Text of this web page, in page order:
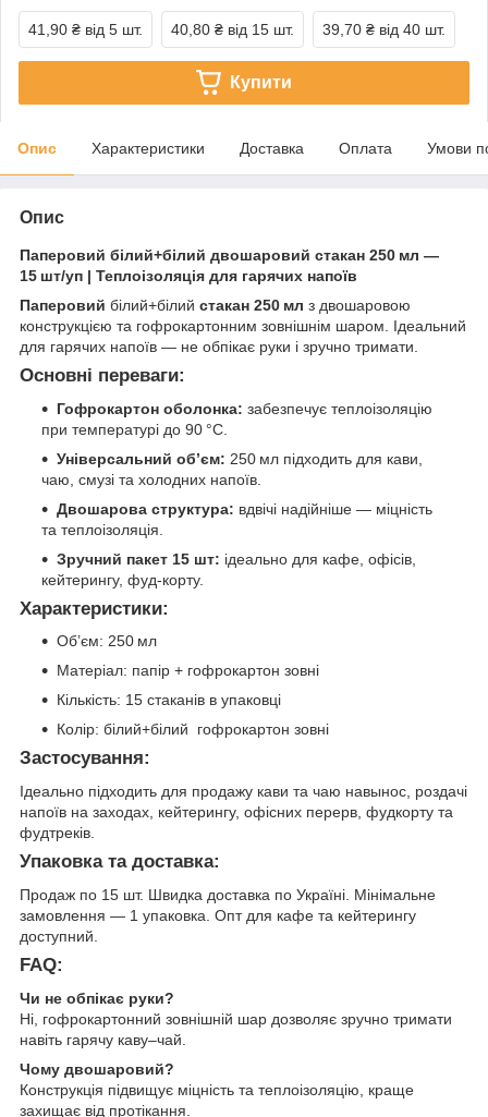
41,90 ₴ від 5 шт. 40,80 ₴ від 15 шт. 39,70 ₴ від 40 шт.
Купити
Опис Характеристики Доставка Оплата Умови
Опис
Паперовий білий+білий двошаровий стакан 250 мл —
15 шт/уп | Теплоізоляція для гарячих напоїв
Паперовий білий+білий стакан 250 мл з двошаровою
конструкцією та гофрокартонним зовнішнім шаром. Ідеальний
для гарячих напоїв — не обпікає руки і зручно тримати.
Основні переваги:
Гофрокартон оболонка: забезпечує теплоізоляцію
при температурі до 90 °C.
Універсальний об’єм: 250 мл підходить для кави,
чаю, смузі та холодних напоїв.
Двошарова структура: вдвічі надійніше — міцність
та теплоізоляція.
Зручний пакет 15 шт: ідеально для кафе, офісів,
кейтерингу, фуд-корту.
Характеристики:
Об’єм: 250 мл
Матеріал: папір + гофрокартон зовні
Кількість: 15 стаканів в упаковці
Колір: білий+білий гофрокартон зовні
Застосування:
Ідеально підходить для продажу кави та чаю навынос, роздачі
напоїв на заходах, кейтерингу, офісних перерв, фудкорту та
фудтреків.
Упаковка та доставка:
Продаж по 15 шт. Швидка доставка по Україні. Мінімальне
замовлення — 1 упаковка. Опт для кафе та кейтерингу
доступний.
FAQ:
Чи не обпікає руки?
Ні, гофрокартонний зовнішній шар дозволяє зручно тримати
навіть гарячу каву–чай.
Чому двошаровий?
Конструкція підвищує міцність та теплоізоляцію, краще
захищає від протікання.